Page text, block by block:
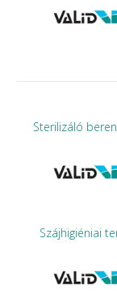
Sterilizáló
Szájhigiéniai